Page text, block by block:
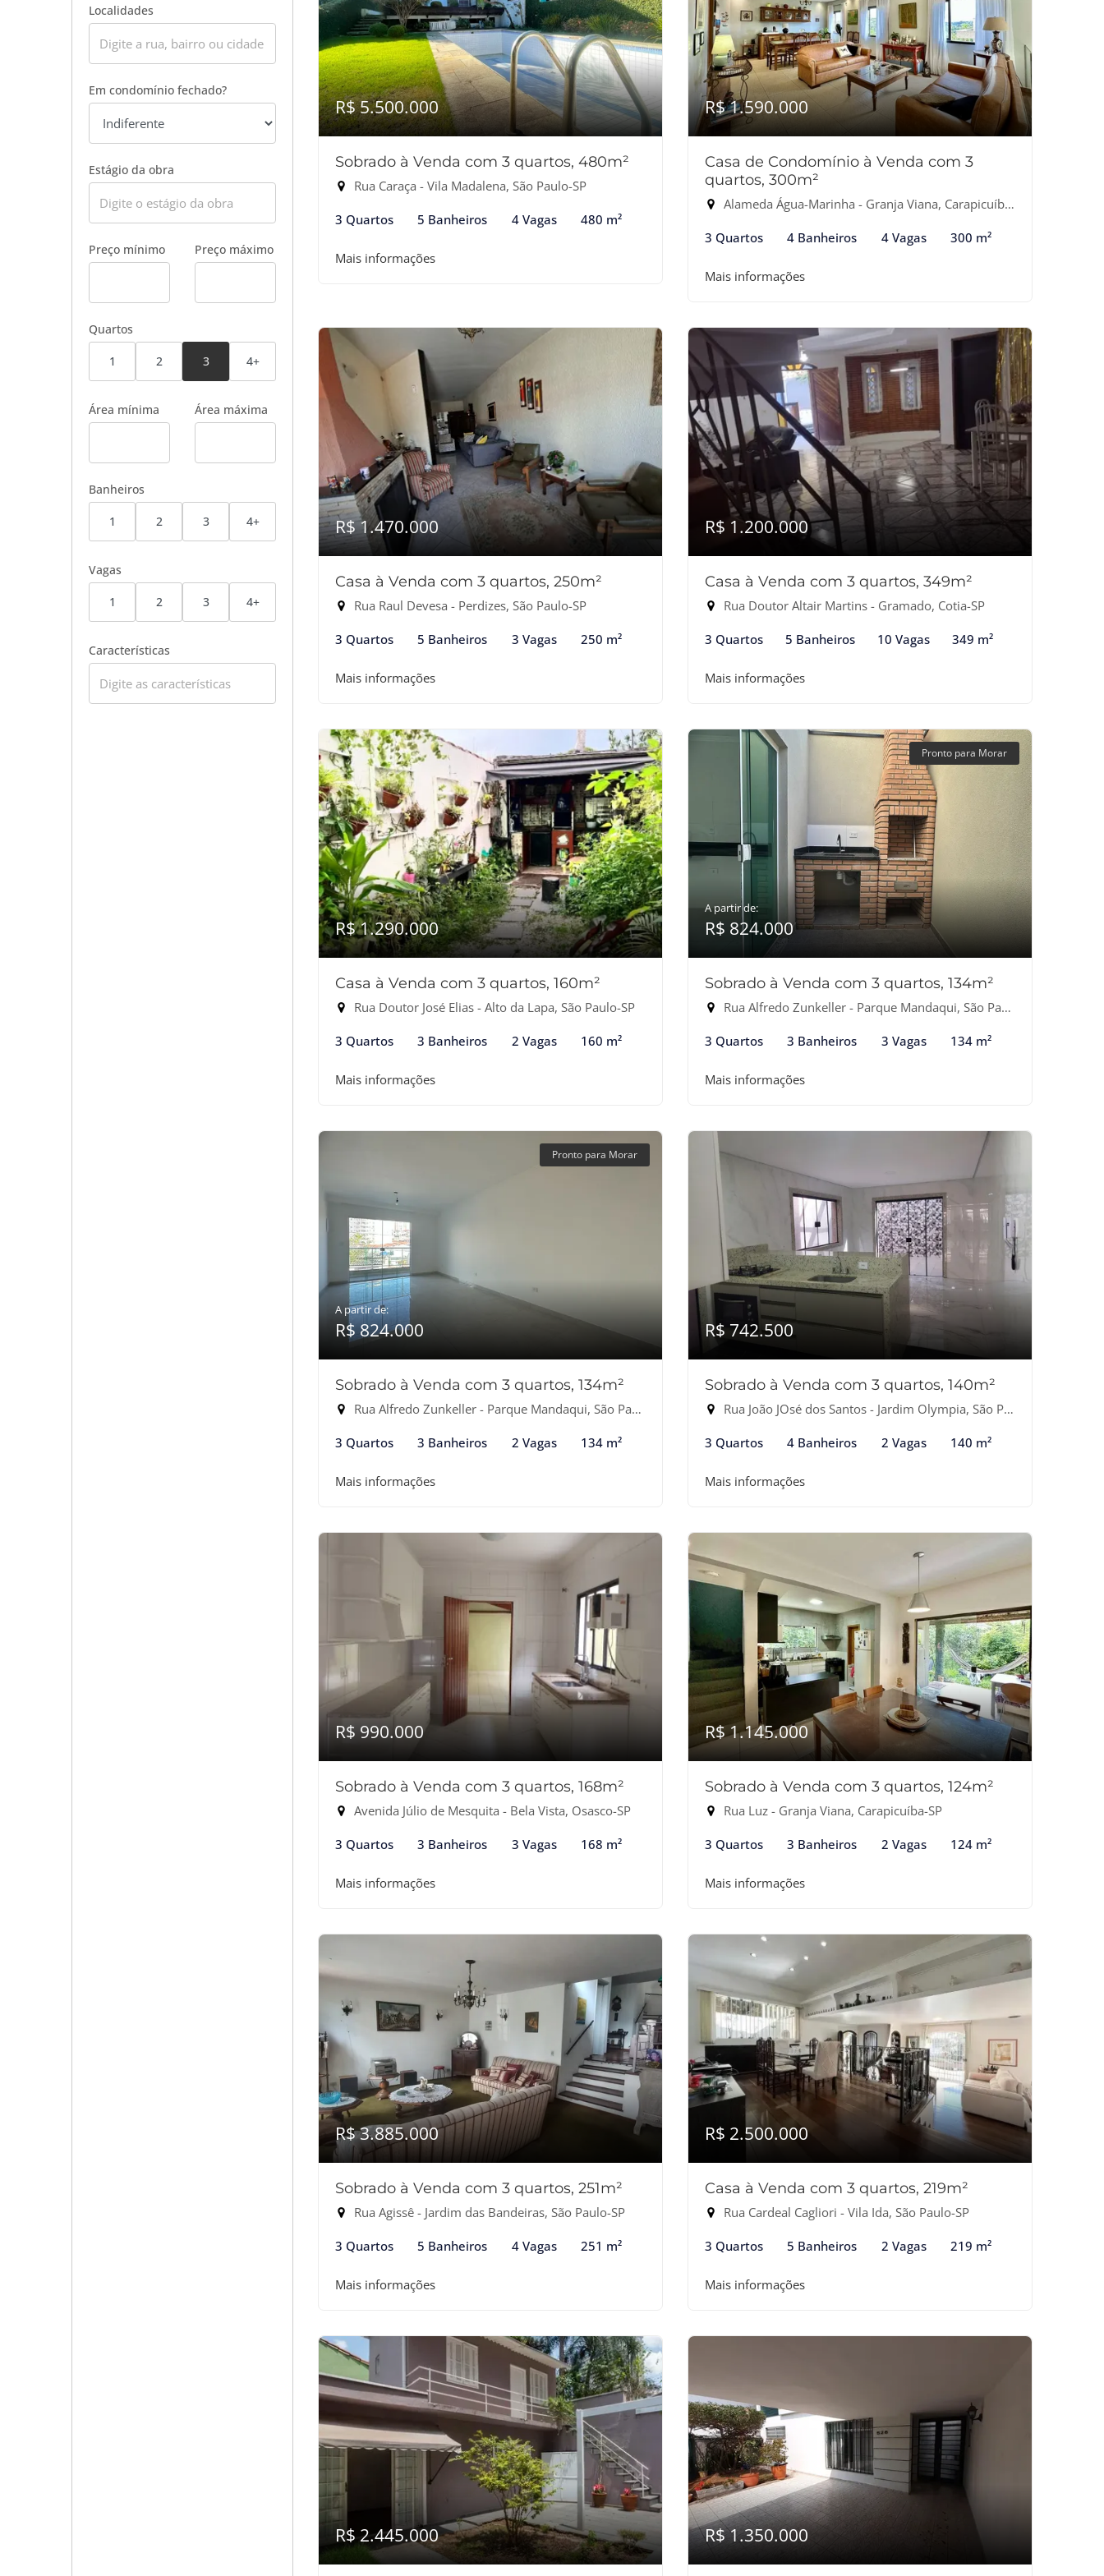
Localidades
Em condomínio fechado?
Estágio da obra
Preço mínimo Preço máximo
Quartos
1 2 3 4+
Área mínima Área máxima
Banheiros
1 2 3 4+
Vagas
1 2 3 4+
Características
R$ 5.500.000
Sobrado à Venda com 3 quartos, 480m²
Rua Caraça - Vila Madalena, São Paulo-SP
3 Quartos 5 Banheiros 4 Vagas 480 m²
Mais informações
R$ 1.590.000
Casa de Condomínio à Venda com 3
quartos, 300m²
Alameda Água-Marinha - Granja Viana, Carapicuíba-SP
3 Quartos 4 Banheiros 4 Vagas 300 m²
Mais informações
R$ 1.470.000
Casa à Venda com 3 quartos, 250m²
Rua Raul Devesa - Perdizes, São Paulo-SP
3 Quartos 5 Banheiros 3 Vagas 250 m²
Mais informações
R$ 1.200.000
Casa à Venda com 3 quartos, 349m²
Rua Doutor Altair Martins - Gramado, Cotia-SP
3 Quartos 5 Banheiros 10 Vagas 349 m²
Mais informações
R$ 1.290.000
Casa à Venda com 3 quartos, 160m²
Rua Doutor José Elias - Alto da Lapa, São Paulo-SP
3 Quartos 3 Banheiros 2 Vagas 160 m²
Mais informações
Pronto para Morar
A partir de:
R$ 824.000
Sobrado à Venda com 3 quartos, 134m²
Rua Alfredo Zunkeller - Parque Mandaqui, São Paulo-SP
3 Quartos 3 Banheiros 3 Vagas 134 m²
Mais informações
Pronto para Morar
A partir de:
R$ 824.000
Sobrado à Venda com 3 quartos, 134m²
Rua Alfredo Zunkeller - Parque Mandaqui, São Paulo-SP
3 Quartos 3 Banheiros 2 Vagas 134 m²
Mais informações
R$ 742.500
Sobrado à Venda com 3 quartos, 140m²
Rua João JOsé dos Santos - Jardim Olympia, São Paulo-SP
3 Quartos 4 Banheiros 2 Vagas 140 m²
Mais informações
R$ 990.000
Sobrado à Venda com 3 quartos, 168m²
Avenida Júlio de Mesquita - Bela Vista, Osasco-SP
3 Quartos 3 Banheiros 3 Vagas 168 m²
Mais informações
R$ 1.145.000
Sobrado à Venda com 3 quartos, 124m²
Rua Luz - Granja Viana, Carapicuíba-SP
3 Quartos 3 Banheiros 2 Vagas 124 m²
Mais informações
R$ 3.885.000
Sobrado à Venda com 3 quartos, 251m²
Rua Agissê - Jardim das Bandeiras, São Paulo-SP
3 Quartos 5 Banheiros 4 Vagas 251 m²
Mais informações
R$ 2.500.000
Casa à Venda com 3 quartos, 219m²
Rua Cardeal Cagliori - Vila Ida, São Paulo-SP
3 Quartos 5 Banheiros 2 Vagas 219 m²
Mais informações
R$ 2.445.000 R$ 1.350.000